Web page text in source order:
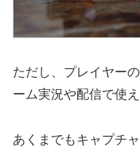
ただし、プレイヤー
ーム実況や配信で使
あくまでもキャプチ